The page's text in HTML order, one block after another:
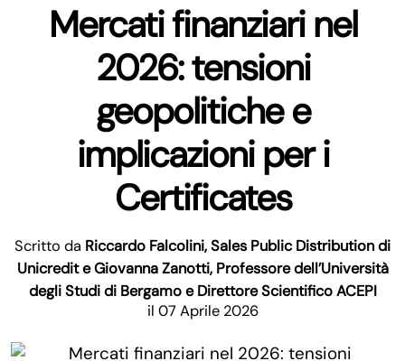
Mercati finanziari nel
2026: tensioni
geopolitiche e
implicazioni per i
Certificates
Scritto da Riccardo Falcolini, Sales Public Distribution di
Unicredit e Giovanna Zanotti, Professore dell’Università
degli Studi di Bergamo e Direttore Scientifico ACEPI
il 07 Aprile 2026